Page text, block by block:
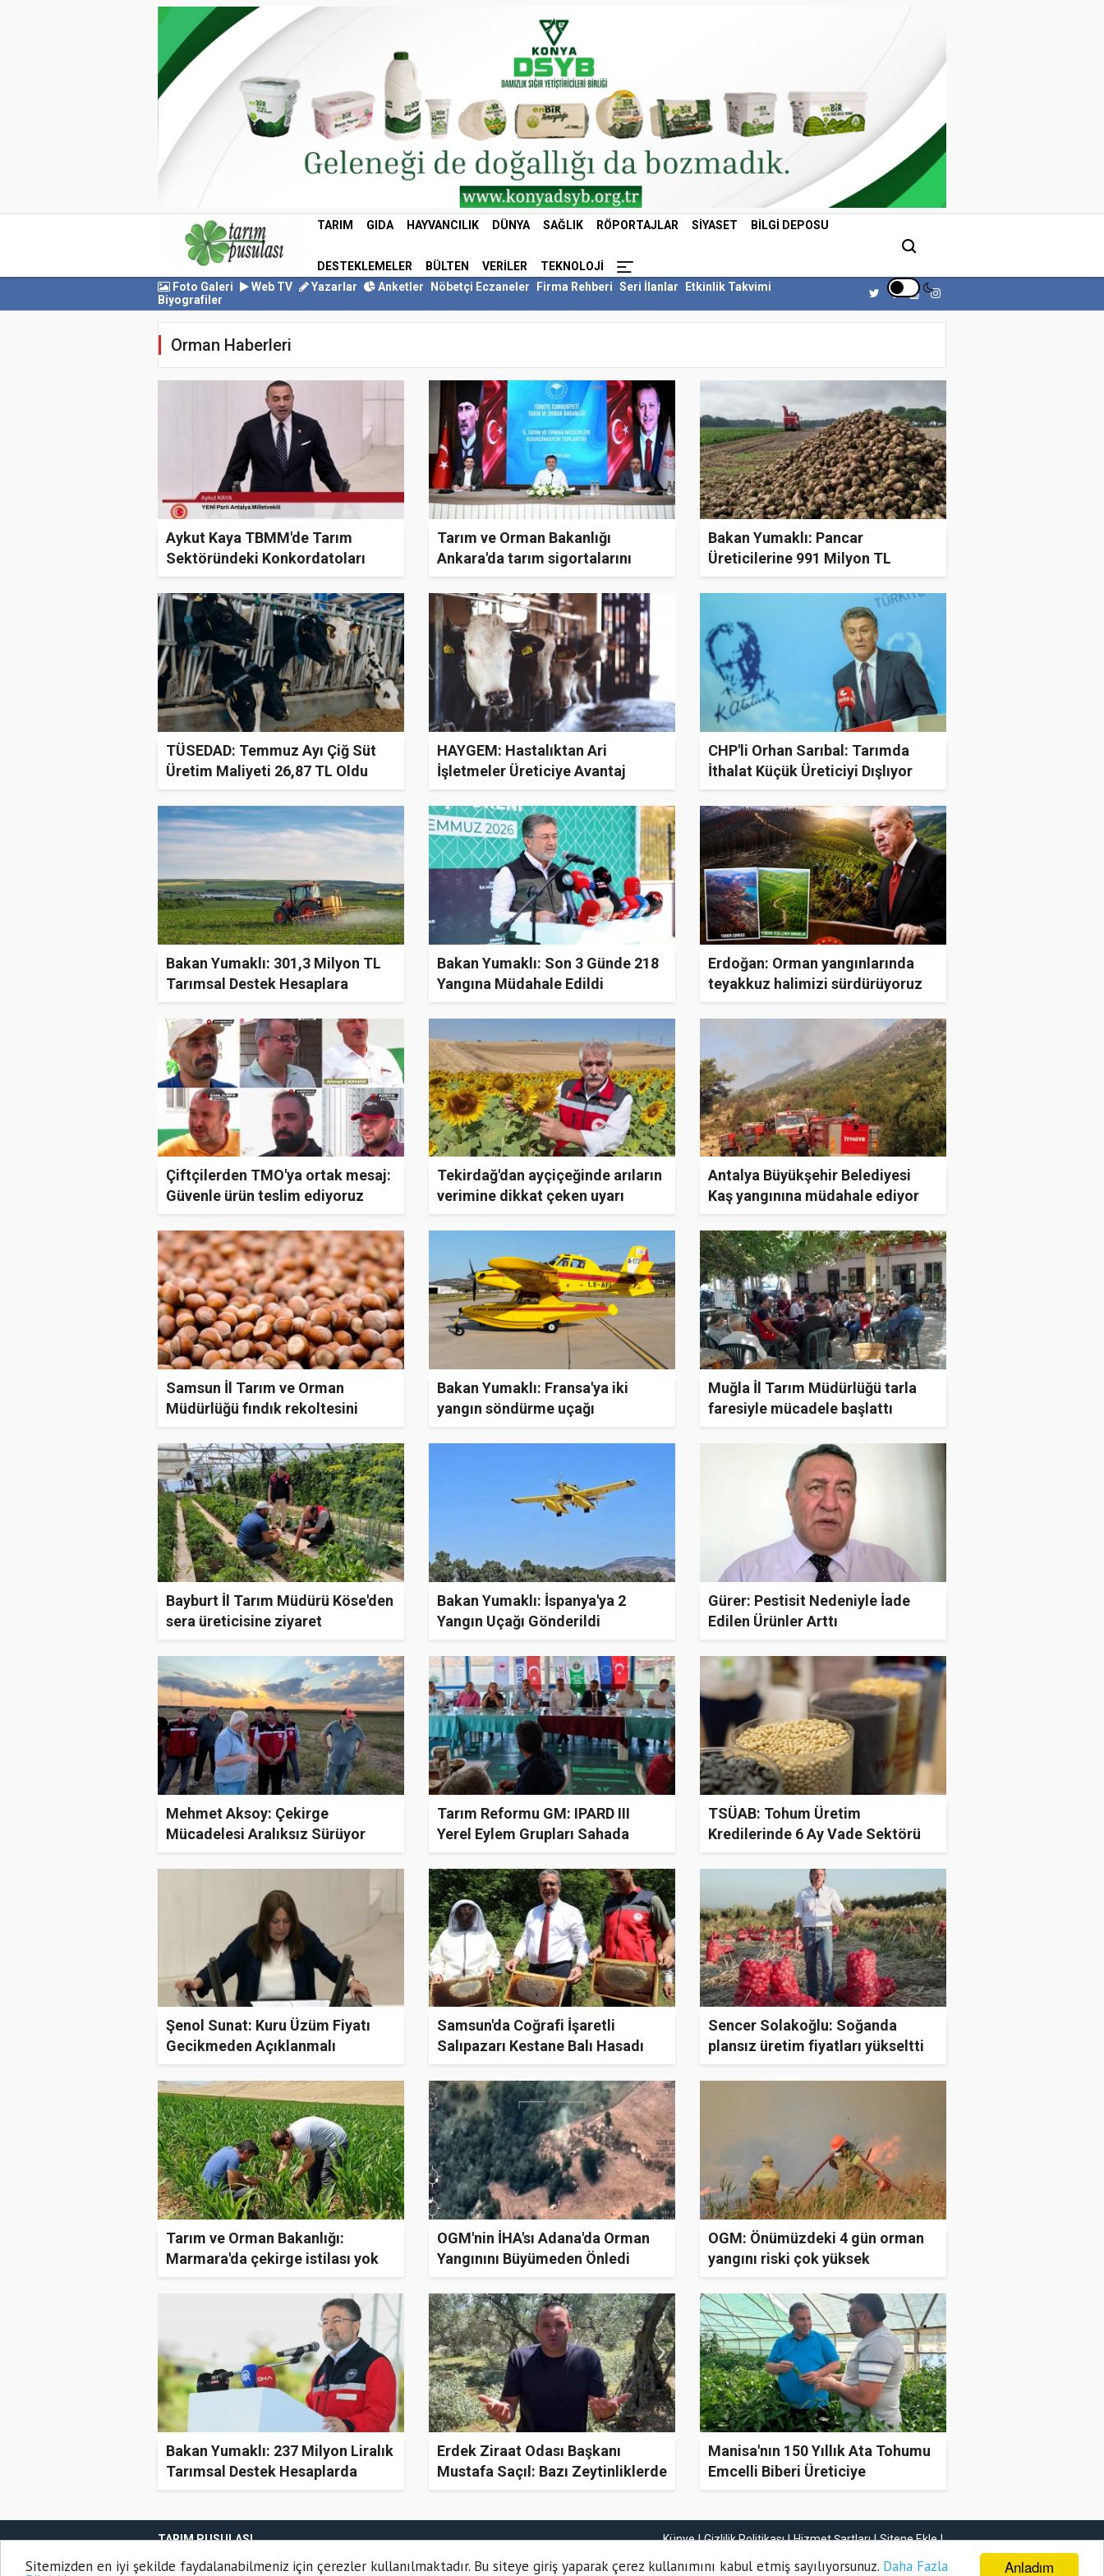
Anladım
Sitemizden en iyi şekilde faydalanabilmeniz için çerezler kullanılmaktadır. Bu siteye giriş yaparak çerez kullanımını kabul etmiş sayılıyorsunuz. Daha Fazla
TARIM GIDA HAYVANCILIK DÜNYA SAĞLIK RÖPORTAJLAR SIYASET BILGI DEPOSU
DESTEKLEMELER BÜLTEN VERILER
TEKNOLOJI
Foto Galeri
Web TV Yazarlar Anketler Nöbetçi Eczaneler Firma Rehberi Seri İlanlar
Etkinlik Takvimi
Biyografiler
Orman Haberleri
Aykut Kaya TBMM'de Tarım
Sektöründeki Konkordatoları
Gündeme Taşıdı
Tarım ve Orman Bakanlığı
Ankara'da tarım sigortalarını
görüştü
Bakan Yumaklı: Pancar
Üreticilerine 991 Milyon TL
Ödendi
TÜSEDAD: Temmuz Ayı Çiğ Süt
Üretim Maliyeti 26,87 TL Oldu
HAYGEM: Hastalıktan Ari
İşletmeler Üreticiye Avantaj
Sağlıyor
CHP'li Orhan Sarıbal: Tarımda
İthalat Küçük Üreticiyi Dışlıyor
Bakan Yumaklı: 301,3 Milyon TL
Tarımsal Destek Hesaplara
Aktarılıyor
Bakan Yumaklı: Son 3 Günde 218
Yangına Müdahale Edildi
Erdoğan: Orman yangınlarında
teyakkuz halimizi sürdürüyoruz
Çiftçilerden TMO'ya ortak mesaj:
Güvenle ürün teslim ediyoruz
Tekirdağ'dan ayçiçeğinde arıların
verimine dikkat çeken uyarı
Antalya Büyükşehir Belediyesi
Kaş yangınına müdahale ediyor
Samsun İl Tarım ve Orman
Müdürlüğü fındık rekoltesini
açıkladı
Bakan Yumaklı: Fransa'ya iki
yangın söndürme uçağı
gönderildi
Muğla İl Tarım Müdürlüğü tarla
faresiyle mücadele başlattı
Bayburt İl Tarım Müdürü Köse'den
sera üreticisine ziyaret
Bakan Yumaklı: İspanya'ya 2
Yangın Uçağı Gönderildi
Gürer: Pestisit Nedeniyle İade
Edilen Ürünler Arttı
Mehmet Aksoy: Çekirge
Mücadelesi Aralıksız Sürüyor
Tarım Reformu GM: IPARD III
Yerel Eylem Grupları Sahada
TSÜAB: Tohum Üretim
Kredilerinde 6 Ay Vade Sektörü
Zorluyor
Şenol Sunat: Kuru Üzüm Fiyatı
Gecikmeden Açıklanmalı
Samsun'da Coğrafi İşaretli
Salıpazarı Kestane Balı Hasadı
Başladı
Sencer Solakoğlu: Soğanda
plansız üretim fiyatları yükseltti
Tarım ve Orman Bakanlığı:
Marmara'da çekirge istilası yok
OGM'nin İHA'sı Adana'da Orman
Yangınını Büyümeden Önledi
OGM: Önümüzdeki 4 gün orman
yangını riski çok yüksek
Bakan Yumaklı: 237 Milyon Liralık
Tarımsal Destek Hesaplarda
Erdek Ziraat Odası Başkanı
Mustafa Saçıl: Bazı Zeytinliklerde
Hasar %100'e Ulaştı
Manisa'nın 150 Yıllık Ata Tohumu
Emcelli Biberi Üreticiye
Kazandırıyor
TARIM PUSULASI
Künye Gizlilik Politikası Hizmet Şartları
Sitene Ekle
Haber Gönder
Firma Ekle İlan Ekle